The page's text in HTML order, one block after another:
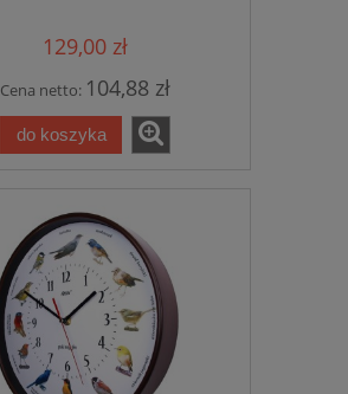
129,00 zł
Cena netto: 104,88 zł
do koszyka